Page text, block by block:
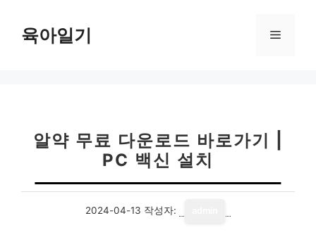
육아일기 메
알약 무료 다운로드 바로가기 |
PC 백신 설치
2024-04-13 작성자: